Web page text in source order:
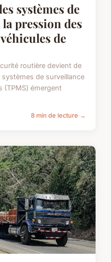
systèmes de
pression des
de
routière devient de
de surveillance
(TPMS) émergent
8 min de lecture →